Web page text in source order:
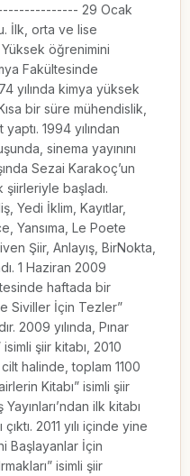
29 Ocak
İlk, orta ve lise
öğrenimini
Fakültesinde
yılında kimya yüksek
bir süre mühendislik,
1994 yılından
sinema yayınını
Sezai Karakoç’un
şiirleriyle başladı.
Yedi İklim, Kayıtlar,
Yansıma, Le Poete
Şiir, Anlayış, BirNokta,
1 Haziran 2009
haftada bir
Siviller İçin Tezler”
2009 yılında, Pınar
isimli şiir kitabı, 2010
cilt halinde, toplam 1100
Kitabı” isimli şiir
ilk kitabı
2011 yılı içinde yine
Başlayanlar İçin
isimli şiir